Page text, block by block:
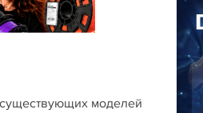
моделей